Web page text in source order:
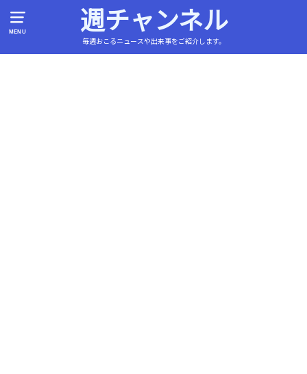
MENU 週チャンネル
毎週おこるニュースや出来事をご紹介します。